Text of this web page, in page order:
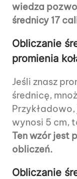
wiedza
średnicy 17
Obliczanie
promienia
Jeśli znasz
średnicę,
wynosi 5 cm,
Ten wzór jest
obliczeń.
Obliczanie